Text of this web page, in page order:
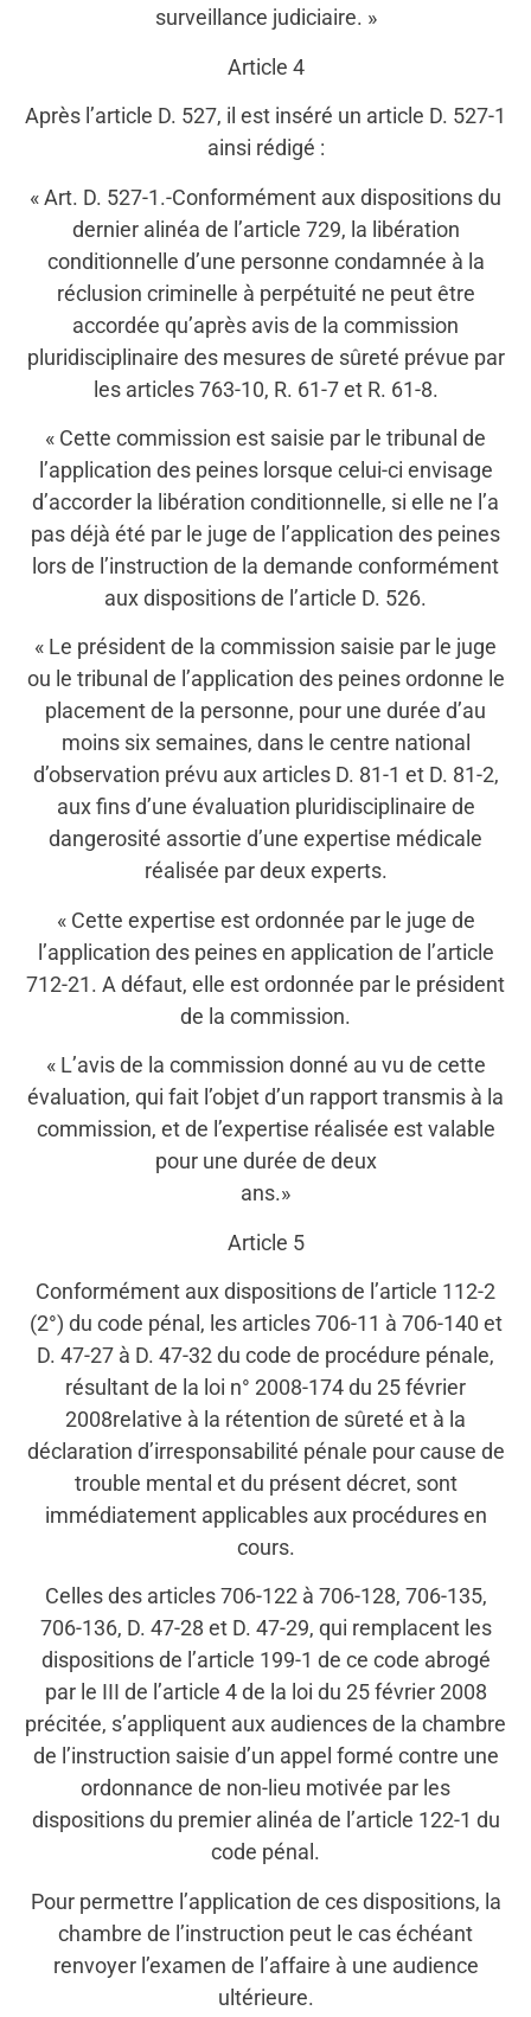
surveillance judiciaire. »
Article 4
Après l’article D. 527, il est inséré un article D. 527-1
ainsi rédigé :
« Art. D. 527-1.-Conformément aux dispositions du
dernier alinéa de l’article 729, la libération
conditionnelle d’une personne condamnée à la
réclusion criminelle à perpétuité ne peut être
accordée qu’après avis de la commission
pluridisciplinaire des mesures de sûreté prévue par
les articles 763-10, R. 61-7 et R. 61-8.
« Cette commission est saisie par le tribunal de
l’application des peines lorsque celui-ci envisage
d’accorder la libération conditionnelle, si elle ne l’a
pas déjà été par le juge de l’application des peines
lors de l’instruction de la demande conformément
aux dispositions de l’article D. 526.
« Le président de la commission saisie par le juge
ou le tribunal de l’application des peines ordonne le
placement de la personne, pour une durée d’au
moins six semaines, dans le centre national
d’observation prévu aux articles D. 81-1 et D. 81-2,
aux fins d’une évaluation pluridisciplinaire de
dangerosité assortie d’une expertise médicale
réalisée par deux experts.
« Cette expertise est ordonnée par le juge de
l’application des peines en application de l’article
712-21. A défaut, elle est ordonnée par le président
de la commission.
« L’avis de la commission donné au vu de cette
évaluation, qui fait l’objet d’un rapport transmis à la
commission, et de l’expertise réalisée est valable
pour une durée de deux
ans.»
Article 5
Conformément aux dispositions de l’article 112-2
(2°) du code pénal, les articles 706-11 à 706-140 et
D. 47-27 à D. 47-32 du code de procédure pénale,
résultant de la loi n° 2008-174 du 25 février
2008relative à la rétention de sûreté et à la
déclaration d’irresponsabilité pénale pour cause de
trouble mental et du présent décret, sont
immédiatement applicables aux procédures en
cours.
Celles des articles 706-122 à 706-128, 706-135,
706-136, D. 47-28 et D. 47-29, qui remplacent les
dispositions de l’article 199-1 de ce code abrogé
par le III de l’article 4 de la loi du 25 février 2008
précitée, s’appliquent aux audiences de la chambre
de l’instruction saisie d’un appel formé contre une
ordonnance de non-lieu motivée par les
dispositions du premier alinéa de l’article 122-1 du
code pénal.
Pour permettre l’application de ces dispositions, la
chambre de l’instruction peut le cas échéant
renvoyer l’examen de l’affaire à une audience
ultérieure.